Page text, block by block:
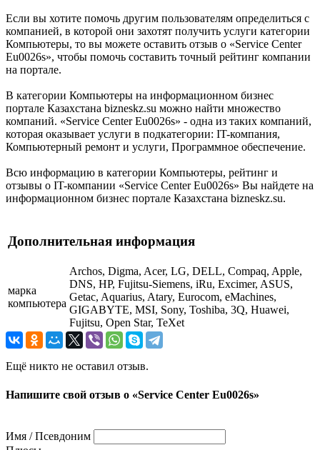
Если вы хотите помочь другим пользователям определиться с
компанией, в которой они захотят получить услуги категории
Компьютеры, то вы можете оставить отзыв о «Service Center
Eu0026s», чтобы помочь составить точный рейтинг компании
на портале.
В категории Компьютеры на информационном бизнес
портале Казахстана bizneskz.su можно найти множество
компаний. «Service Center Eu0026s» - одна из таких компаний,
которая оказывает услуги в подкатегории: IT-компания,
Компьютерный ремонт и услуги, Программное обеспечение.
Всю информацию в категории Компьютеры, рейтинг и
отзывы о IT-компании «Service Center Eu0026s» Вы найдете на
информационном бизнес портале Казахстана bizneskz.su.
Дополнительная информация
марка
компьютера
Archos, Digma, Acer, LG, DELL, Compaq, Apple,
DNS, HP, Fujitsu-Siemens, iRu, Excimer, ASUS,
Getac, Aquarius, Atary, Eurocom, eMachines,
GIGABYTE, MSI, Sony, Toshiba, 3Q, Huawei,
Fujitsu, Open Star, TeXet
Ещё никто не оставил отзыв.
Напишите свой отзыв о «Service Center Eu0026s»
Имя / Псевдоним